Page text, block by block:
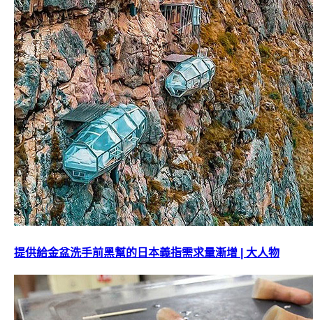
提供給金盆洗手前黑幫的日本義指需求量漸增 | 大人物